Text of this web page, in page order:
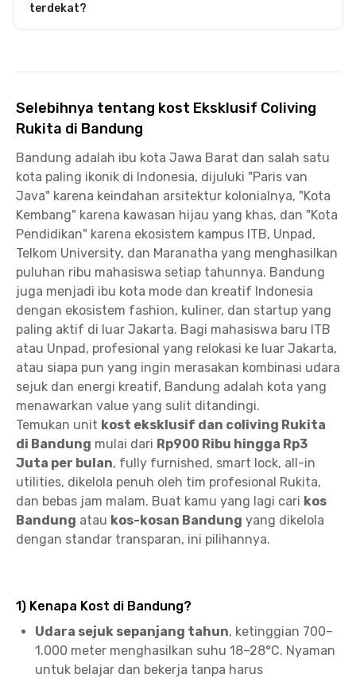
terdekat?
Selebihnya tentang kost Eksklusif Coliving
Rukita di Bandung
Bandung adalah ibu kota Jawa Barat dan salah satu
kota paling ikonik di Indonesia, dijuluki "Paris van
Java" karena keindahan arsitektur kolonialnya, "Kota
Kembang" karena kawasan hijau yang khas, dan "Kota
Pendidikan" karena ekosistem kampus ITB, Unpad,
Telkom University, dan Maranatha yang menghasilkan
puluhan ribu mahasiswa setiap tahunnya. Bandung
juga menjadi ibu kota mode dan kreatif Indonesia
dengan ekosistem fashion, kuliner, dan startup yang
paling aktif di luar Jakarta. Bagi mahasiswa baru ITB
atau Unpad, profesional yang relokasi ke luar Jakarta,
atau siapa pun yang ingin merasakan kombinasi udara
sejuk dan energi kreatif, Bandung adalah kota yang
menawarkan value yang sulit ditandingi.
Temukan unit kost eksklusif dan coliving Rukita
di Bandung mulai dari Rp900 Ribu hingga Rp3
Juta per bulan, fully furnished, smart lock, all-in
utilities, dikelola penuh oleh tim profesional Rukita,
dan bebas jam malam. Buat kamu yang lagi cari kos
Bandung atau kos-kosan Bandung yang dikelola
dengan standar transparan, ini pilihannya.
1) Kenapa Kost di Bandung?
Udara sejuk sepanjang tahun, ketinggian 700–
1.000 meter menghasilkan suhu 18–28°C. Nyaman
untuk belajar dan bekerja tanpa harus